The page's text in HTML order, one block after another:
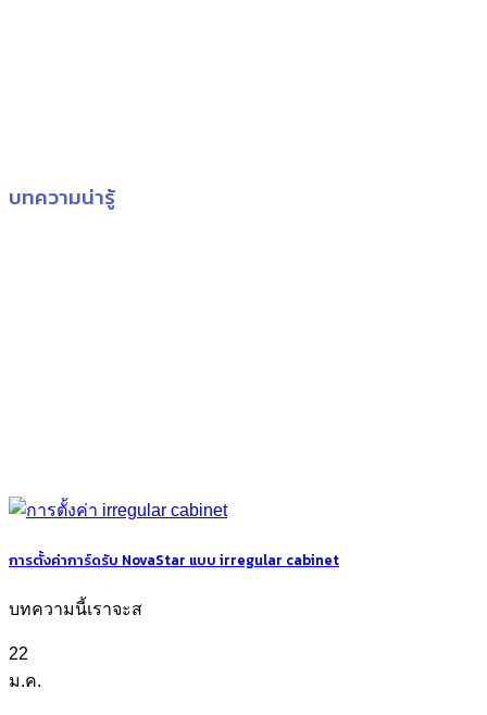
บทความน่ารู้
การตั้งค่าการ์ดรับ NovaStar แบบ irregular cabinet
บทความนี้เราจะส
22
ม.ค.